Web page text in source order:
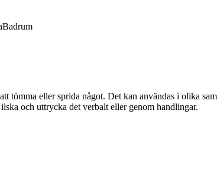
Badrum
tömma eller sprida något. Det kan användas i olika
och uttrycka det verbalt eller genom handlingar.